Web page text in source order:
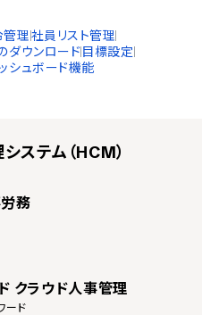
管理社員リスト管理
ダウンロード目標設定
シュボード機能
ステム（HCM）
務
クラウド人事管理
ード